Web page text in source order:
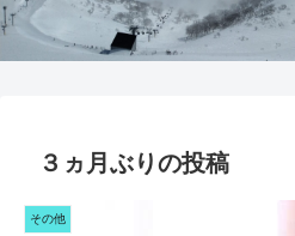
３ヵ月ぶりの投稿
その他